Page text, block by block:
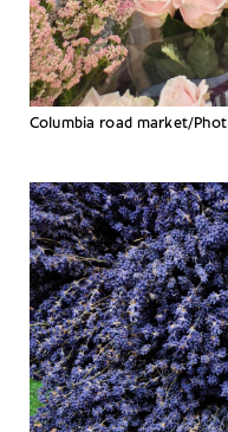
Columbia road market/